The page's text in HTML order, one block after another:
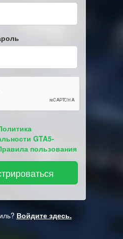
GTA5-
пользования
Войдите здесь.